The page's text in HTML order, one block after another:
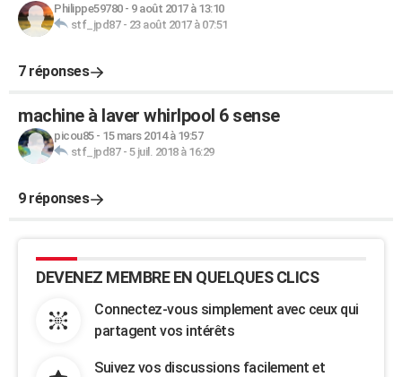
Philippe59780- 9 août 2017 à 13:10
stf_jpd87- 23 août 2017 à 07:51
7 réponses
machine à laver whirlpool 6 sense
picou85- 15 mars 2014 à 19:57
stf_jpd87- 5 juil. 2018 à 16:29
9 réponses
DEVENEZ MEMBRE EN QUELQUES CLICS
Connectez-vous simplement avec ceux qui
partagent vos intérêts
Suivez vos discussions facilement et